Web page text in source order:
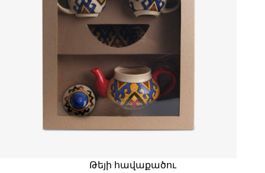
Թեյի հավաքածու